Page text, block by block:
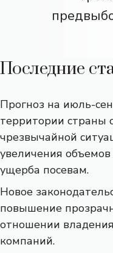
Последние
Прогноз на июль-
территории страны
чрезвычайной
увеличения
ущерба посевам.
Новое
повышение
отношении
компаний.